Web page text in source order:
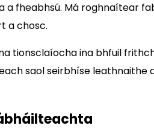
fheabhsú. Má roghnaítear
a chosc.
tionsclaíocha ina bhfuil
saol seirbhíse